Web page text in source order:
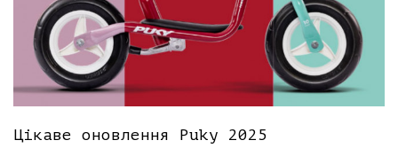
Цікаве оновлення Puky 2025